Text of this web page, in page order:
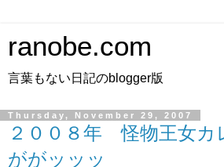
ranobe.com
言葉もない日記のblogger版
Thursday, November 29, 2007
２００８年 怪物王女カ
ががッッッ